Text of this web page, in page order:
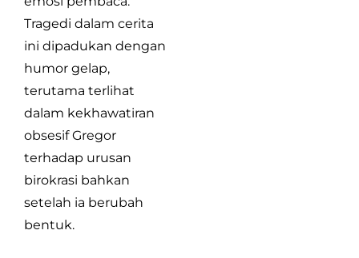
Tragedi dalam cerita
ini dipadukan dengan
humor gelap,
terutama terlihat
dalam kekhawatiran
obsesif Gregor
terhadap urusan
birokrasi bahkan
setelah ia berubah
bentuk.